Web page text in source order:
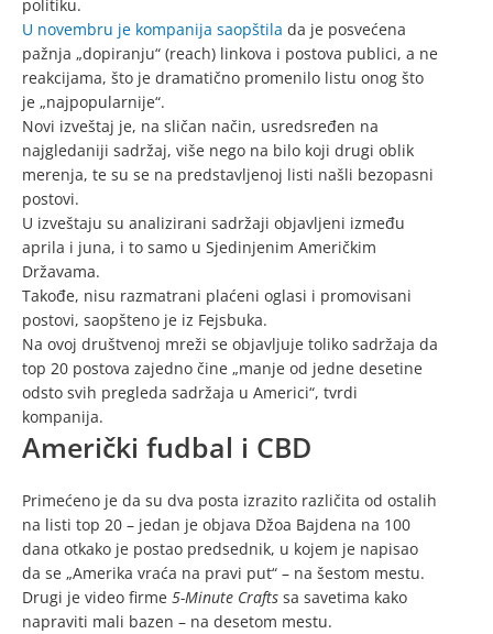
politiku.
U novembru je kompanija saopštila da je posvećena
pažnja „dopiranju“ (reach) linkova i postova publici, a ne
reakcijama, što je dramatično promenilo listu onog što
je „najpopularnije“.
Novi izveštaj je, na sličan način, usredsređen na
najgledaniji sadržaj, više nego na bilo koji drugi oblik
merenja, te su se na predstavljenoj listi našli bezopasni
postovi.
U izveštaju su analizirani sadržaji objavljeni između
aprila i juna, i to samo u Sjedinjenim Američkim
Državama.
Takođe, nisu razmatrani plaćeni oglasi i promovisani
postovi, saopšteno je iz Fejsbuka.
Na ovoj društvenoj mreži se objavljuje toliko sadržaja da
top 20 postova zajedno čine „manje od jedne desetine
odsto svih pregleda sadržaja u Americi“, tvrdi
kompanija.
Američki fudbal i CBD
Primećeno je da su dva posta izrazito različita od ostalih
na listi top 20 – jedan je objava Džoa Bajdena na 100
dana otkako je postao predsednik, u kojem je napisao
da se „Amerika vraća na pravi put“ – na šestom mestu.
Drugi je video firme 5-Minute Crafts sa savetima kako
napraviti mali bazen – na desetom mestu.